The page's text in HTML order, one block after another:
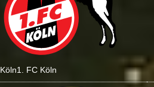
Köln1. FC Köln